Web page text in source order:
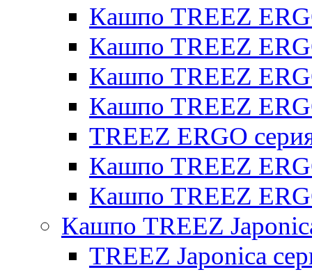
Кашпо TREEZ
Кашпо TREEZ
Кашпо TREEZ
Кашпо TREEZ
TREEZ ERGO
Кашпо TREEZ
Кашпо TREEZ
Кашпо TREEZ
TREEZ Japonica